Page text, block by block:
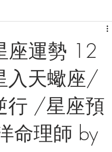
座運勢 12
入天蠍座/
行 /星座預
命理師 by